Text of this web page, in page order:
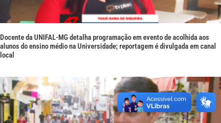
Docente da UNIFAL-MG detalha programação em evento de acolhida aos
alunos do ensino médio na Universidade; reportagem é divulgada em canal
local